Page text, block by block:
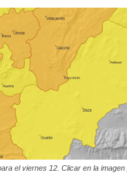
el viernes 12. Clicar en la imagen